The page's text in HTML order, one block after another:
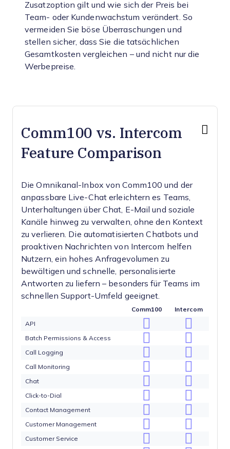
Zusatzoption gilt und wie sich der Preis bei
Team- oder Kundenwachstum verändert. So
vermeiden Sie böse Überraschungen und
stellen sicher, dass Sie die tatsächlichen
Gesamtkosten vergleichen – und nicht nur die
Werbepreise.
Comm100 vs. Intercom
Feature Comparison
Die Omnikanal-Inbox von Comm100 und der
anpassbare Live-Chat erleichtern es Teams,
Unterhaltungen über Chat, E-Mail und soziale
Kanäle hinweg zu verwalten, ohne den Kontext
zu verlieren. Die automatisierten Chatbots und
proaktiven Nachrichten von Intercom helfen
Nutzern, ein hohes Anfragevolumen zu
bewältigen und schnelle, personalisierte
Antworten zu liefern – besonders für Teams im
schnellen Support-Umfeld geeignet.
Comm100
Intercom
API
Batch Permissions & Access
Call Logging
Call Monitoring
Chat
Click-to-Dial
Contact Management
Customer Management
Customer Service